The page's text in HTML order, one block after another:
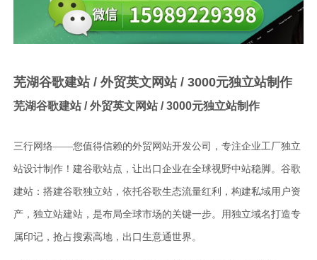
芜湖谷歌建站 / 外贸英文网站 / 3000元独立站制作
芜湖谷歌建站 / 外贸英文网站 / 3000元独立站制作
三行网络——您值得信赖的外贸网站开发公司，专注企业工厂独立
站设计制作！建谷歌站点，让出口企业在全球视野中站稳脚。谷歌
建站：搭建谷歌独立站，依托谷歌生态流量红利，构建私域用户资
产，独立站建站，是布局全球市场的关键一步。用独立域名打造专
属印记，抢占搜索高地，出口生意通世界。